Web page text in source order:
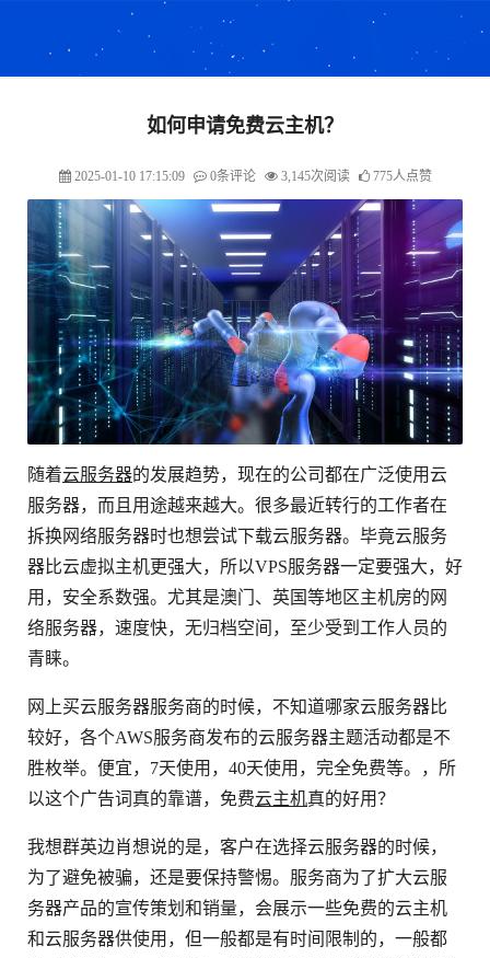
如何申请免费云主机？
2025-01-10 17:15:09 0条评论 3,145次阅读 775人点赞
随着云服务器的发展趋势，现在的公司都在广泛使用云
服务器，而且用途越来越大。很多最近转行的工作者在
拆换网络服务器时也想尝试下载云服务器。毕竟云服务
器比云虚拟主机更强大，所以VPS服务器一定要强大，好
用，安全系数强。尤其是澳门、英国等地区主机房的网
络服务器，速度快，无归档空间，至少受到工作人员的
青睐。
网上买云服务器服务商的时候，不知道哪家云服务器比
较好，各个AWS服务商发布的云服务器主题活动都是不
胜枚举。便宜，7天使用，40天使用，完全免费等。，所
以这个广告词真的靠谱，免费云主机真的好用？
我想群英边肖想说的是，客户在选择云服务器的时候，
为了避免被骗，还是要保持警惕。服务商为了扩大云服
务器产品的宣传策划和销量，会展示一些免费的云主机
和云服务器供使用，但一般都是有时间限制的，一般都